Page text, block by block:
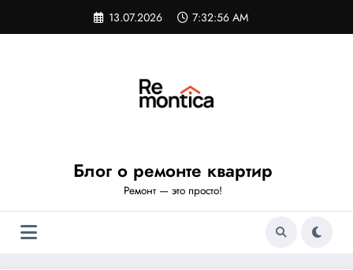
содержимому
13.07.2026 7:32:57 AM
Блог о ремонте квартир
Ремонт — это просто!